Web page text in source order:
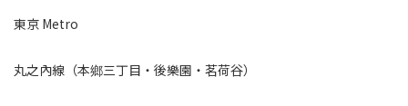
東京 Metro
丸之內線（本鄉三丁目・後樂園・茗荷谷）